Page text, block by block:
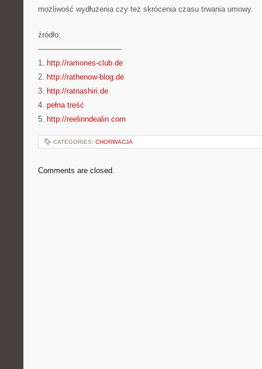
możliwość wydłużenia czy też skrócenia czasu trwania umowy.
źródło:
———————————
1. http://ramones-club.de
2. http://rathenow-blog.de
3. http://ratnashiri.de
4. pełna treść
5. http://reelinndealin.com
CATEGORIES: CHORWACJA
Comments are closed.